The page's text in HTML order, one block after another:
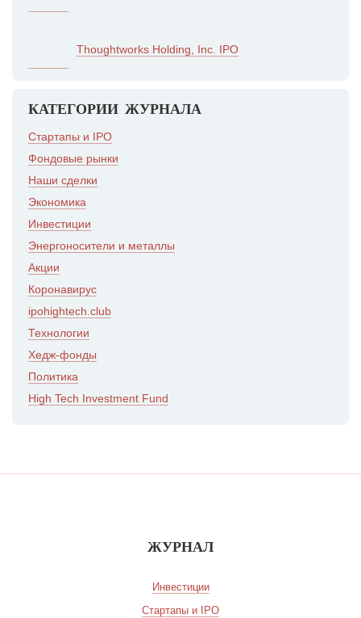
Thoughtworks Holding, Inc. IPO
КАТЕГОРИИ ЖУРНАЛА
Стартапы и IPO
Фондовые рынки
Наши сделки
Экономика
Инвестиции
Энергоносители и металлы
Акции
Коронавирус
ipohightech.club
Технологии
Хедж-фонды
Политика
High Tech Investment Fund
ЖУРНАЛ
Инвестиции
Стартапы и IPO